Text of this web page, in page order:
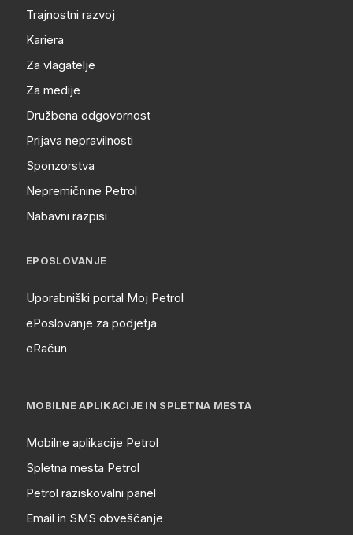
Trajnostni razvoj
Kariera
Za vlagatelje
Za medije
Družbena odgovornost
Prijava nepravilnosti
Sponzorstva
Nepremičnine Petrol
Nabavni razpisi
EPOSLOVANJE
Uporabniški portal Moj Petrol
ePoslovanje za podjetja
eRačun
MOBILNE APLIKACIJE IN SPLETNA MESTA
Mobilne aplikacije Petrol
Spletna mesta Petrol
Petrol raziskovalni panel
Email in SMS obveščanje